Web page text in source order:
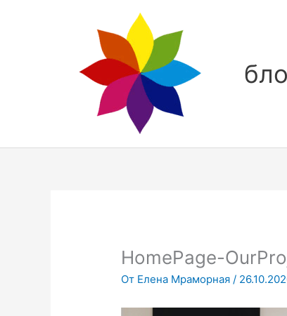
HomePage-
От Елена Мраморная/